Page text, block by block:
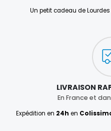
Un petit cadeau de
LIVRAISON
En France et
Expédition en 24h en